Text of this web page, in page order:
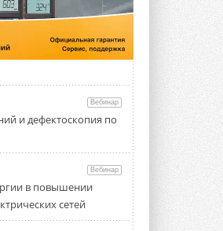
в связке с
генерацией и
снижают
на 60%
из Италии установили ...
Fest 2026» в Уфе
700 профи
отрасли
выступил торгово-
холдинг ...
модульный
54 кВт на
Вебинар
и дефектоскопия по
Вебинар
в повышении
сетей